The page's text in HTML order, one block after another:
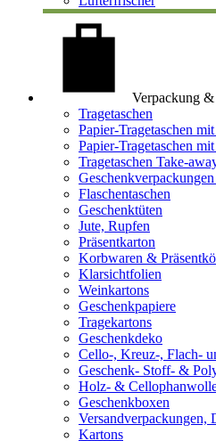
Verpackung &
Tragetaschen
Papier-Tragetaschen
Papier-Tragetaschen
Tragetaschen Take-
Flaschentaschen
Geschenktüten
Jute, Rupfen
Präsentkarton
Korbwaren &
Klarsichtfolien
Weinkartons
Geschenkpapiere
Tragekartons
Geschenkdeko
Cello-, Kreuz-, Flach-
Geschenk- Stoff- &
Holz- &
Geschenkboxen
Kartons